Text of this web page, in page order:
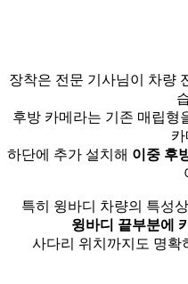
장착은 전문 기사님이 차량
후방 카메라는 기존 매립형
하단에 추가 설치해 이중 후
특히 윙바디 차량의 특성
윙바디 끝부분에
사다리 위치까지도 명확